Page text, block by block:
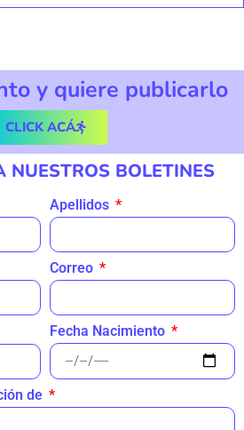
y quiere publicarlo
CLICK ACÁ
NUESTROS BOLETINES
Apellidos
Correo
Fecha Nacimiento
de